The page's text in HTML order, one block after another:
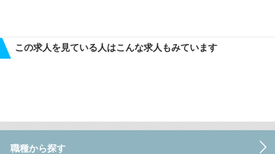
この求人を見ている人はこんな求人もみています
職種から探す